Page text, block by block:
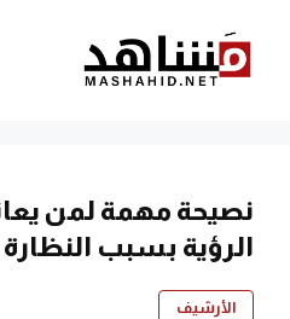
المحتوى
نصيحة مهمة لمن
الرؤية بسبب
الأرشيف